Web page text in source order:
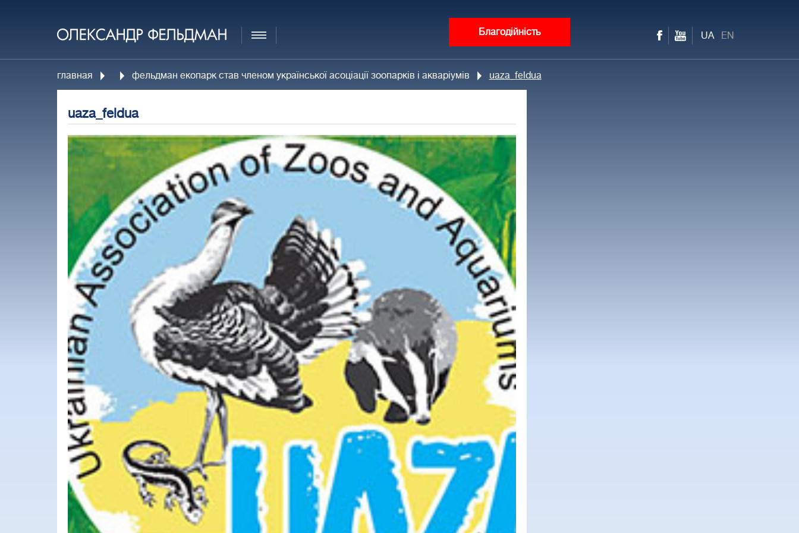
Благодійність UA EN
главная фельдман екопарк став членом української асоціації зоопарків і акваріумів uaza_feldua
uaza_feldua